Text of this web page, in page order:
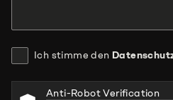
Ich stimme den
Anti-Robot Verification